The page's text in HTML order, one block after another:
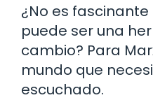
¿No es
puede ser una
cambio? Para
mundo que
escuchado.